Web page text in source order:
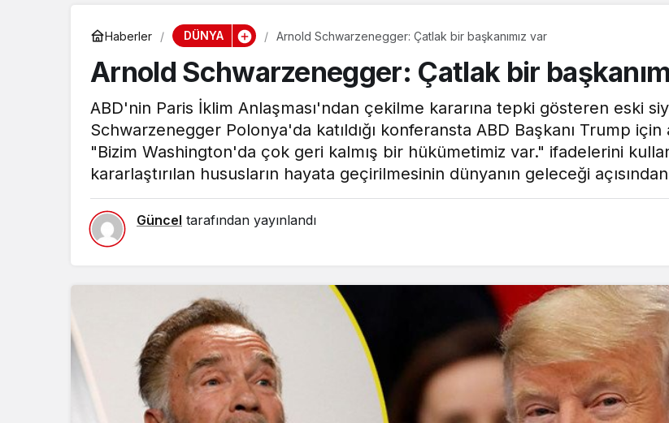
Haberler DÜNYA Arnold Schwarzenegger: Çatlak bir başkanımız var
Arnold Schwarzenegger: Çatlak bir
ABD'nin Paris İklim Anlaşması'ndan çekilme kararına tepki gösteren eski
Schwarzenegger Polonya'da katıldığı konferansta ABD Başkanı Trump
"Bizim Washington'da çok geri kalmış bir hükümetimiz var." ifadelerini
kararlaştırılan hususların hayata geçirilmesinin dünyanın geleceği
Güncel tarafından yayınlandı